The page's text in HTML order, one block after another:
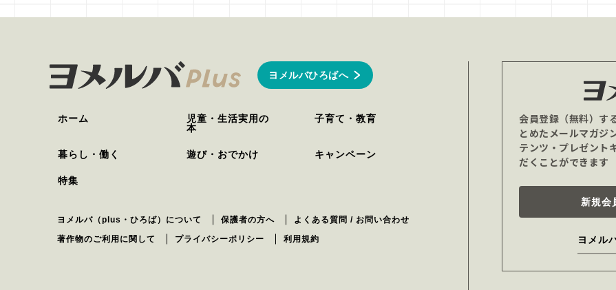
ヨメルバひろばへ
ホーム
児童・生活実用の
本
子育て・教育
暮らし・働く 遊び・おでかけ キャンペーン
特集
ヨメルバ（plus・ひろば）について 保護者の方へ
よくある質問 / お問い合わせ
著作物のご利用に関して
プライバシーポリシー 利用規約
会員登録（無料）す
とめたメールマガジ
テンツ・プレゼント
だくことができます
新規会
ヨメル